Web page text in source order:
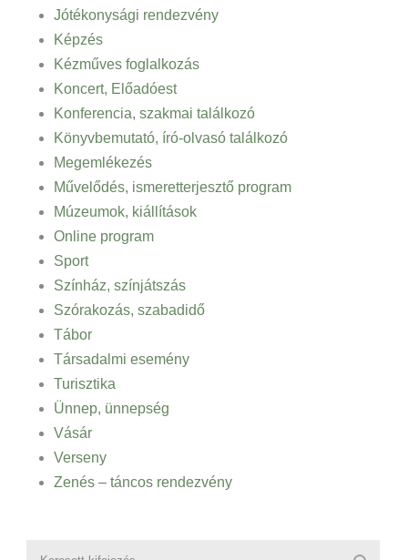
Jótékonysági rendezvény
Képzés
Kézműves foglalkozás
Koncert, Előadóest
Konferencia, szakmai találkozó
Könyvbemutató, író-olvasó találkozó
Megemlékezés
Művelődés, ismeretterjesztő program
Múzeumok, kiállítások
Online program
Sport
Színház, színjátszás
Szórakozás, szabadidő
Tábor
Társadalmi esemény
Turisztika
Ünnep, ünnepség
Vásár
Verseny
Zenés – táncos rendezvény